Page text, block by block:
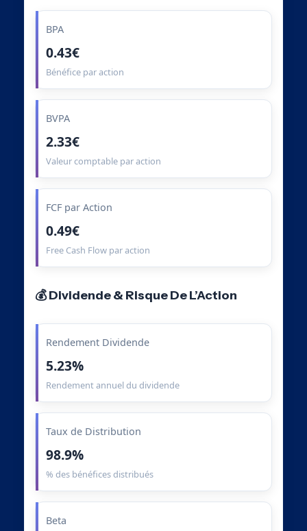
BPA
0.43€
Bénéfice par action
BVPA
2.33€
Valeur comptable par action
FCF par Action
0.49€
Free Cash Flow par action
💰 Dividende & Risque De L’Action
Rendement Dividende
5.23%
Rendement annuel du dividende
Taux de Distribution
98.9%
% des bénéfices distribués
Beta